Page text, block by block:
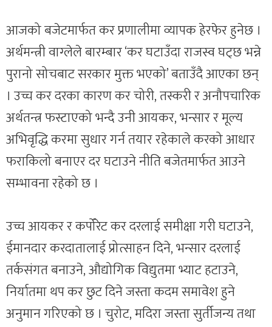
आजको बजेटमार्फत कर प्रणालीमा व्यापक हेरफेर हुनेछ ।
अर्थमन्त्री वाग्लेले बारम्बार ‘कर घटाउँदा राजस्व घट्छ भन्ने
पुरानो सोचबाट सरकार मुक्त भएको’ बताउँदै आएका छन्
। उच्च कर दरका कारण कर चोरी, तस्करी र अनौपचारिक
अर्थतन्त्र फस्टाएको भन्दै उनी आयकर, भन्सार र मूल्य
अभिवृद्धि करमा सुधार गर्न तयार रहेकाले करको आधार
फराकिलो बनाएर दर घटाउने नीति बजेतमार्फत आउने
सम्भावना रहेको छ ।
उच्च आयकर र कर्पोरेट कर दरलाई समीक्षा गरी घटाउने,
ईमानदार करदातालाई प्रोत्साहन दिने, भन्सार दरलाई
तर्कसंगत बनाउने, औद्योगिक विद्युतमा भ्याट हटाउने,
निर्यातमा थप कर छुट दिने जस्ता कदम समावेश हुने
अनुमान गरिएको छ । चुरोट, मदिरा जस्ता सुर्तीजन्य तथा